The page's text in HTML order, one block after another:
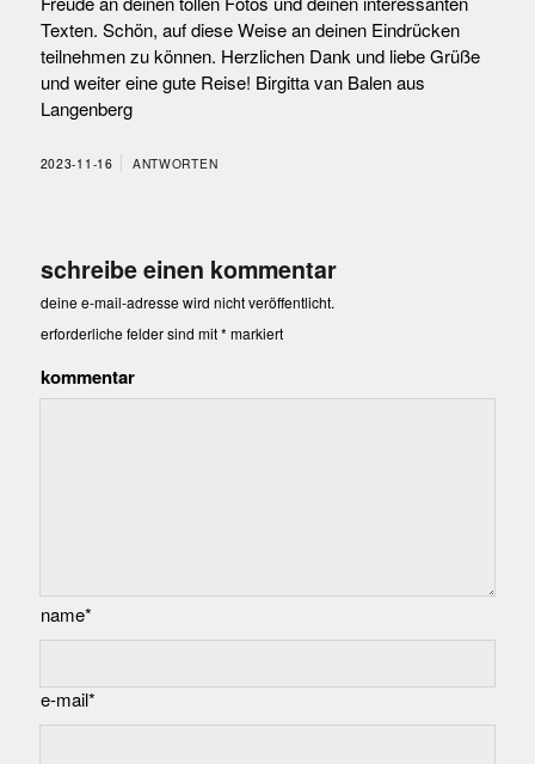
Texten. Schön, auf diese Weise an deinen Eindrücken
teilnehmen zu können. Herzlichen Dank und liebe Grüße
und weiter eine gute Reise! Birgitta van Balen aus
Langenberg
2023-11-16 ANTWORTEN
schreibe einen kommentar
deine e-mail-adresse wird nicht veröffentlicht.
erforderliche felder sind mit* markiert
kommentar
name*
e-mail*